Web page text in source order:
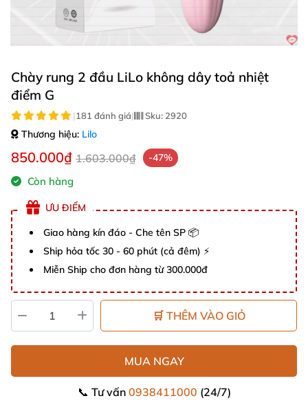
Chày rung 2 đầu LiLo không dây toả nhiệt
điểm G
|181 đánh giá| Sku: 2920
Thương hiệu: Lilo
850.000₫ 1.603.000₫ -47%
Còn hàng
ƯU ĐIỂM
Giao hàng kín đáo - Che tên SP 📦
Ship hỏa tốc 30 - 60 phút (cả đêm) ⚡
Miễn Ship cho đơn hàng từ 300.000đ
🛒 THÊM VÀO GIỎ
MUA NGAY
📞 Tư vấn 0938411000 (24/7)